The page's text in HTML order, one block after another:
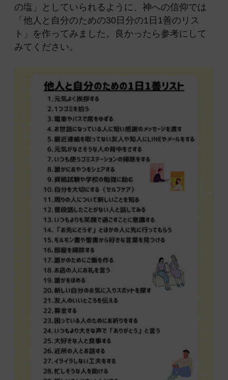
の塩」としていられるように、神への信仰では
「他人と自分のための30日分の1日1善のリス
ト」を作ってみました。良かったら参考にして
みてください。